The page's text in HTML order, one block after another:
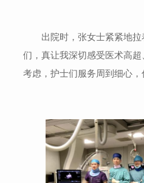
出院时，张女士紧紧地
们，真让我深切感受医术高
考虑，护士们服务周到细心